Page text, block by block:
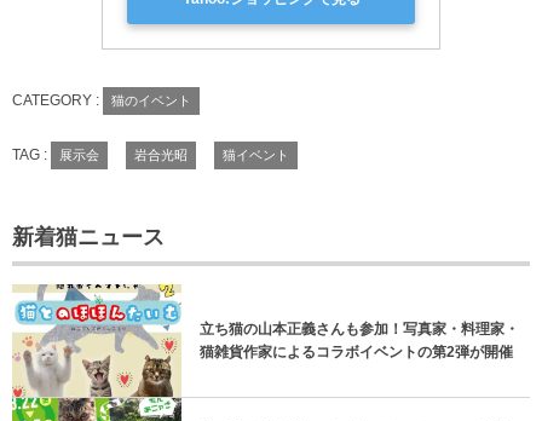
CATEGORY : 猫のイベント
TAG : 展示会 岩合光昭 猫イベント
新着猫ニュース
立ち猫の山本正義さんも参加！写真家・料理家・
猫雑貨作家によるコラボイベントの第2弾が開催